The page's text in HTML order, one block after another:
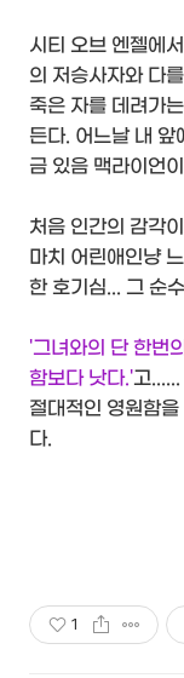
시티 오브 엔젤에
의 저승사자와 다
죽은 자를 데려가
든다. 어느날 내 앞
금 있음 맥라이언
처음 인간의 감각
마치 어린애인냥
한 호기심... 그 순
'그녀와의 단 한번
함보다 낫다.'고......
절대적인 영원함
다.
1